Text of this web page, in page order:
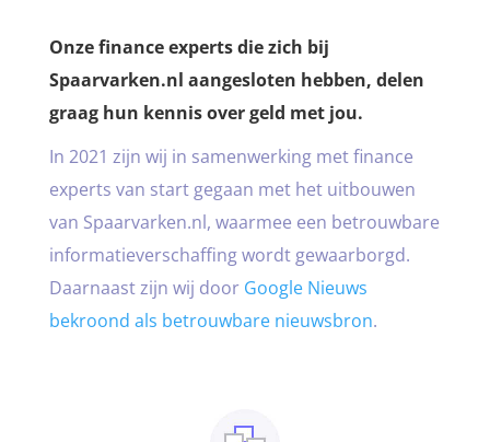
Onze finance experts die zich bij
Spaarvarken.nl aangesloten hebben, delen
graag hun kennis over geld met jou.
In 2021 zijn wij in samenwerking met finance
experts van start gegaan met het uitbouwen
van Spaarvarken.nl, waarmee een betrouwbare
informatieverschaffing wordt gewaarborgd.
Daarnaast zijn wij door Google Nieuws
bekroond als betrouwbare nieuwsbron.